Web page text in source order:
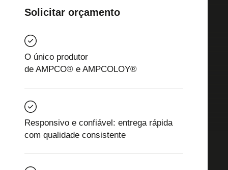
Solicitar orçamento
O único produtor
de AMPCO® e AMPCOLOY®
Responsivo e confiável: entrega rápida
com qualidade consistente